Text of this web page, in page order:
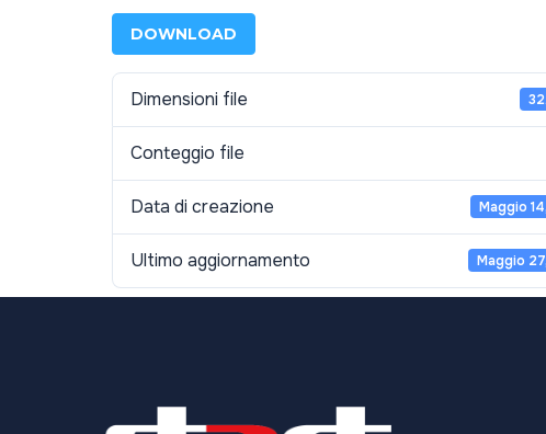
DOWNLOAD
Dimensioni file
Conteggio file
Data di creazione Maggio
Ultimo aggiornamento Maggio